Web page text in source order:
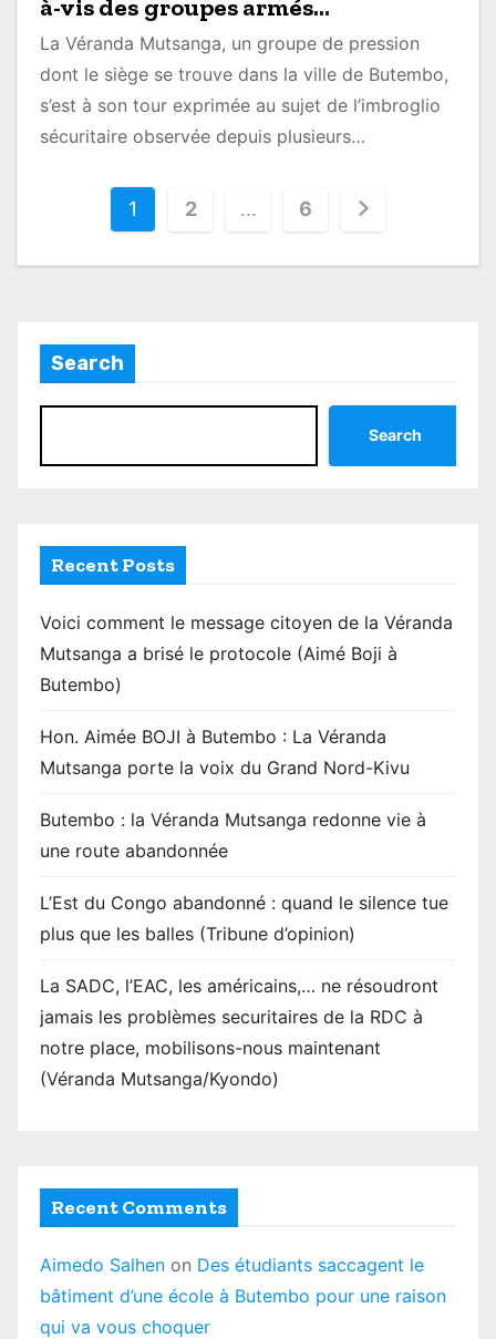
à-vis des groupes armés
(communiqué)
La Véranda Mutsanga, un groupe de pression
dont le siège se trouve dans la ville de Butembo,
s’est à son tour exprimée au sujet de l’imbroglio
sécuritaire observée depuis plusieurs…
t
s
a
i
a
t
i
o
n
1 2 … 6
Search
Search
Recent Posts
Voici comment le message citoyen de la Véranda
Mutsanga a brisé le protocole (Aimé Boji à
Butembo)
Hon. Aimée BOJI à Butembo : La Véranda
Mutsanga porte la voix du Grand Nord-Kivu
Butembo : la Véranda Mutsanga redonne vie à
une route abandonnée
L’Est du Congo abandonné : quand le silence tue
plus que les balles (Tribune d’opinion)
La SADC, l’EAC, les américains,… ne résoudront
jamais les problèmes securitaires de la RDC à
notre place, mobilisons-nous maintenant
(Véranda Mutsanga/Kyondo)
Recent Comments
Aimedo Salhen on Des étudiants saccagent le
bâtiment d’une école à Butembo pour une raison
qui va vous choquer